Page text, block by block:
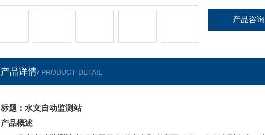
产品咨询
产品详情/ PRODUCT DETAIL
标题：水文自动监测站
产品概述